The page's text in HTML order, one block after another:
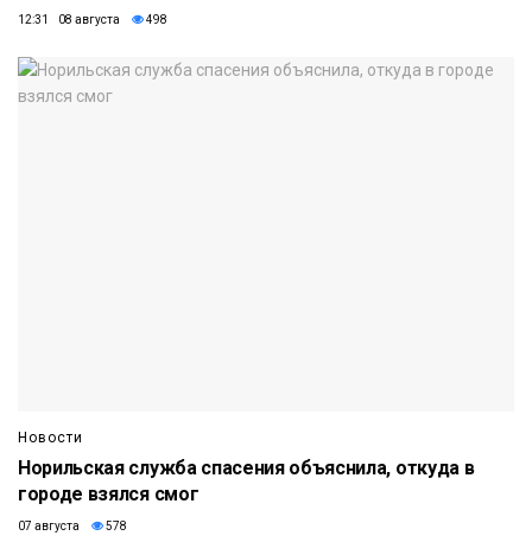
12:31 08 августа 498
Новости
Норильская служба спасения объяснила, откуда в
городе взялся смог
07 августа 578